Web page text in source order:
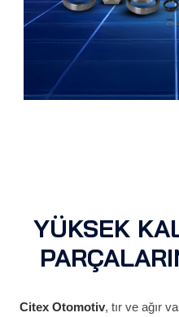
YÜKSEK
Citex Otomotiv, tır ve ağır